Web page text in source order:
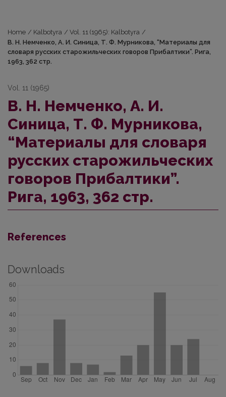
Home / Kalbotyra / Vol. 11 (1965): Kalbotyra /
В. Н. Немченко, А. И. Синица, Т. Ф. Мурникова, “Материалы для
словаря русских старожильческих говоров Прибалтики”. Рига,
1963, 362 стр.
Vol. 11 (1965)
В. Н. Немченко, А. И.
Синица, Т. Ф. Мурникова,
“Материалы для словаря
русских старожильческих
говоров Прибалтики”.
Рига, 1963, 362 стр.
References
Downloads